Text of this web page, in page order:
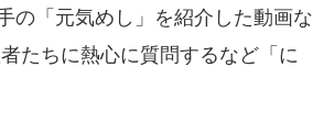
「元気めし」を紹介した動画な
たちに熱心に質問するなど「に